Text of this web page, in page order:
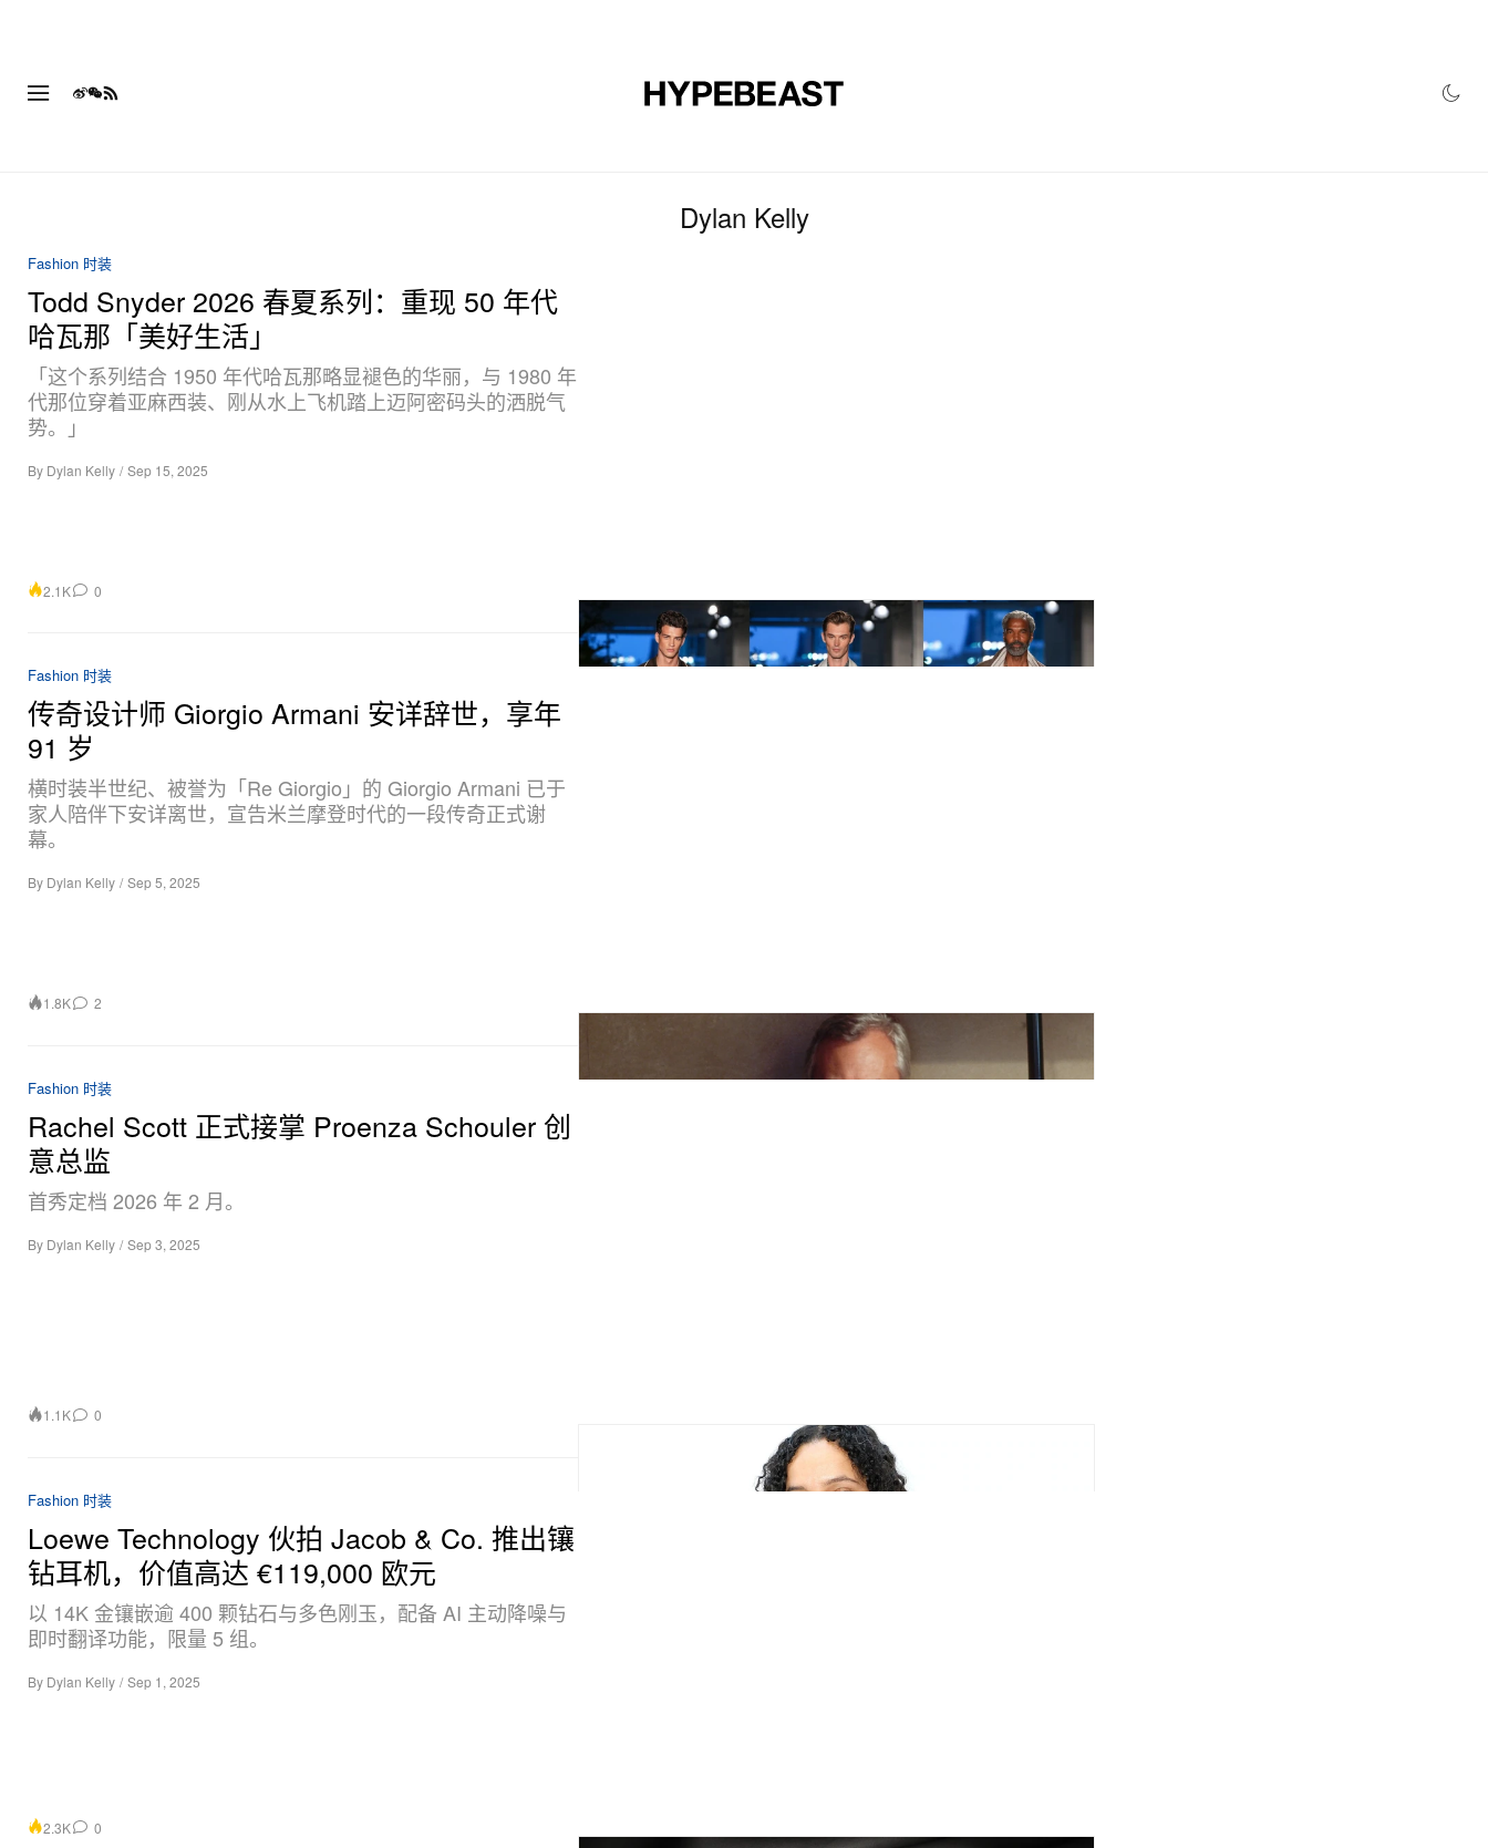
Dylan Kelly
Fashion 时装
Todd Snyder 2026 春夏系列：重现 50 年代
哈瓦那「美好生活」
「这个系列结合 1950 年代哈瓦那略显褪色的华丽，与 1980 年
代那位穿着亚麻西装、刚从水上飞机踏上迈阿密码头的洒脱气
势。」
By Dylan Kelly / Sep 15, 2025
2.1K 0
Fashion 时装
传奇设计师 Giorgio Armani 安详辞世，享年
91 岁
横时装半世纪、被誉为「Re Giorgio」的 Giorgio Armani 已于
家人陪伴下安详离世，宣告米兰摩登时代的一段传奇正式谢
幕。
By Dylan Kelly / Sep 5, 2025
1.8K 2
Fashion 时装
Rachel Scott 正式接掌 Proenza Schouler 创
意总监
首秀定档 2026 年 2 月。
By Dylan Kelly / Sep 3, 2025
1.1K 0
Fashion 时装
Loewe Technology 伙拍 Jacob & Co. 推出镶
钻耳机，价值高达 €119,000 欧元
以 14K 金镶嵌逾 400 颗钻石与多色刚玉，配备 AI 主动降噪与
即时翻译功能，限量 5 组。
By Dylan Kelly / Sep 1, 2025
2.3K 0